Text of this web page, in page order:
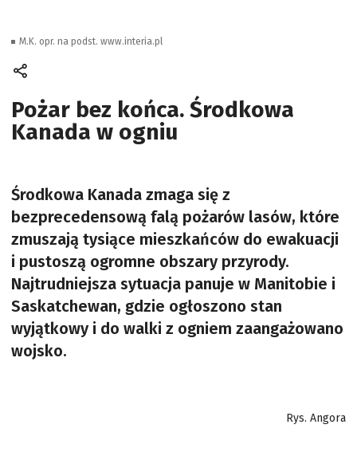
Pożar bez końca. Środkowa
Kanada w ogniu
Środkowa Kanada zmaga się z
bezprecedensową falą pożarów lasów, które
zmuszają tysiące mieszkańców do ewakuacji
i pustoszą ogromne obszary przyrody.
Najtrudniejsza sytuacja panuje w Manitobie i
Saskatchewan, gdzie ogłoszono stan
wyjątkowy i do walki z ogniem zaangażowano
wojsko.
Rys. Angora
M.K. opr. na podst. www.interia.pl